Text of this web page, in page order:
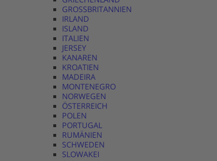
GROSSBRITANNIEN
IRLAND
ISLAND
ITALIEN
JERSEY
KANAREN
KROATIEN
MADEIRA
MONTENEGRO
NORWEGEN
ÖSTERREICH
POLEN
PORTUGAL
RUMÄNIEN
SCHWEDEN
SLOWAKEI